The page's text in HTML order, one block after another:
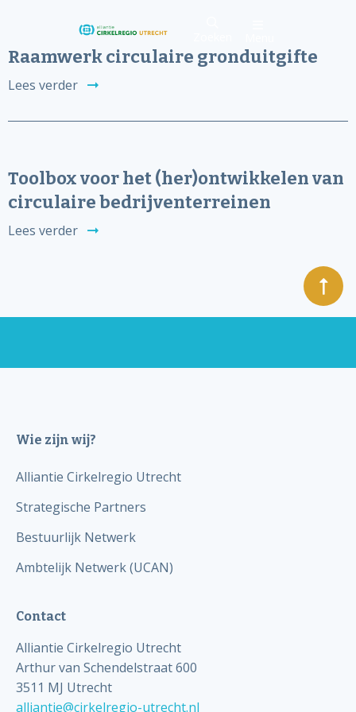
Raamwerk circulaire gronduitgifte
Lees verder
Toolbox voor het (her)ontwikkelen van
circulaire bedrijventerreinen
Lees verder
Wie zijn wij?
Alliantie Cirkelregio Utrecht
Strategische Partners
Bestuurlijk Netwerk
Ambtelijk Netwerk (UCAN)
Contact
Alliantie Cirkelregio Utrecht
Arthur van Schendelstraat 600
3511 MJ Utrecht
alliantie@cirkelregio-utrecht.nl